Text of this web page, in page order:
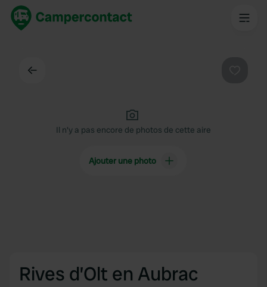
Il n'y a pas encore de photos de cette aire
Ajouter une photo
Rives d’Olt en Aubrac